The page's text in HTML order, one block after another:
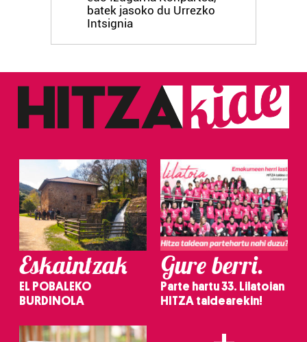
fitxategiak erabiltzen ditu. Zure esperientzia eta
zerbitzuak hobetzeko asmoz, cookie teknologiaz
baliatzen gara. Ohar hau onartuz gero, teknologia hori
batek jasoko du Urrezko
Intsignia
Eskaintzak
EL POBALEKO
BURDINOLA
Gure berri.
Parte hartu 33. Lilatoian
HITZA taldearekin!